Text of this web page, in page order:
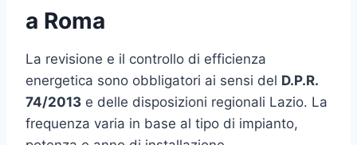
a Roma
La revisione e il controllo di efficienza
energetica sono obbligatori ai sensi del D.P.R.
74/2013 e delle disposizioni regionali Lazio. La
frequenza varia in base al tipo di impianto,